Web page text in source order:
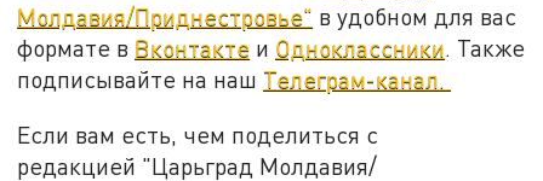
Молдавия/Приднестровье" в удобном для вас
формате в Вконтакте и Одноклассники. Также
подписывайте на наш Телеграм-канал.
Если вам есть, чем поделиться с
редакцией "Царьград Молдавия/